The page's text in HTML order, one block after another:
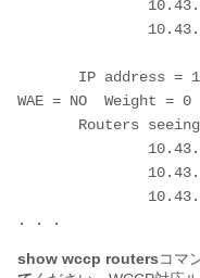
WAE = NO  Weight = 0
show wccp routersコマ